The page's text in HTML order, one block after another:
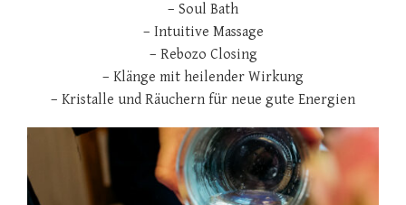
– Soul Bath
– Intuitive Massage
– Rebozo Closing
– Klänge mit heilender Wirkung
– Kristalle und Räuchern für neue gute Energien